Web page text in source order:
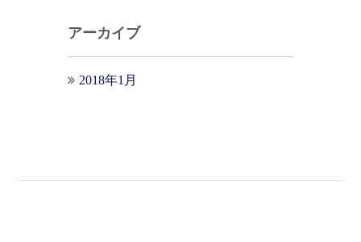
アーカイブ
2018年1月